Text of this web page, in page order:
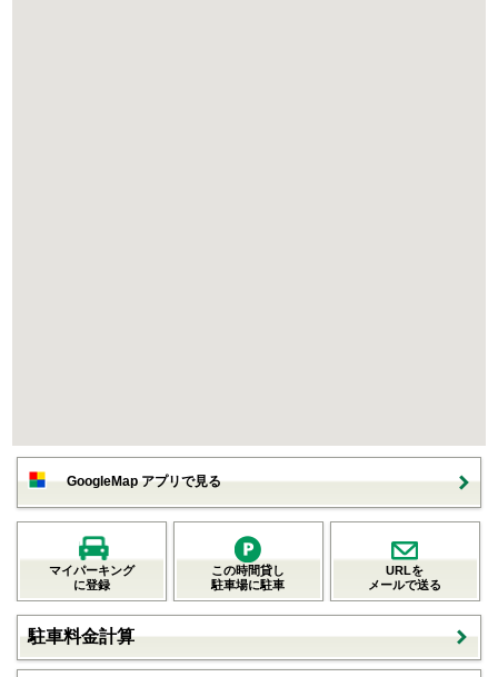
GoogleMap アプリで見る
マイパーキング
に登録
この時間貸し
駐車場に駐車
URLを
メールで送る
駐車料金計算